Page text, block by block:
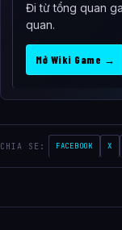
Đi từ tổng quan
quan.
Mở Wiki Game →
CHIA SE: FACEBOOK X